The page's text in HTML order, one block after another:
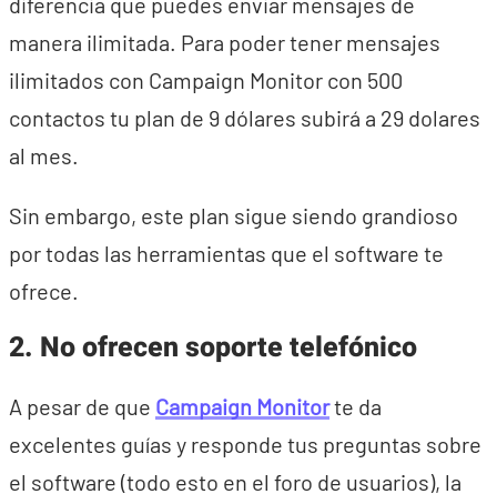
manera ilimitada. Para poder tener mensajes
ilimitados con Campaign Monitor con 500
contactos tu plan de 9 dólares subirá a 29 dolares
al mes.
Sin embargo, este plan sigue siendo grandioso
por todas las herramientas que el software te
ofrece.
2. No ofrecen soporte telefónico
A pesar de que Campaign Monitorte da
excelentes guías y responde tus preguntas sobre
el software (todo esto en el foro de usuarios), la